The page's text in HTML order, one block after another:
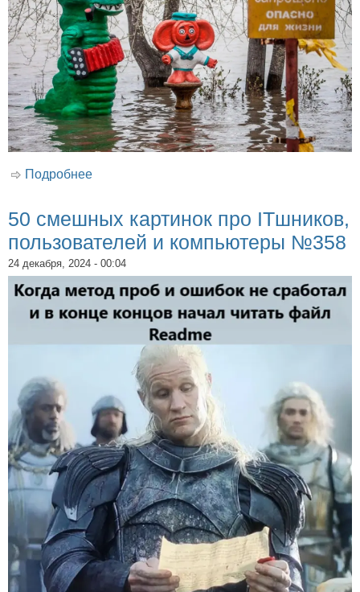
Подробнее
50 смешных картинок про ITшников,
пользователей и компьютеры №358
24 декабря, 2024 - 00:04